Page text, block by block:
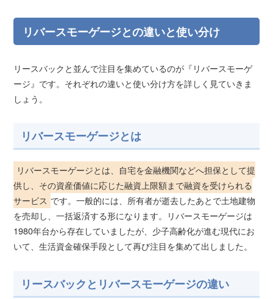
リバースモーゲージとの違いと使い分け
リースバックと並んで注目を集めているのが『リバースモーゲ
ージ』です。それぞれの違いと使い分け方を詳しく見ていきま
しょう。
リバースモーゲージとは
リバースモーゲージとは、自宅を金融機関などへ担保として提
供し、その資産価値に応じた融資上限額まで融資を受けられる
サービス です。一般的には、所有者が逝去したあとで土地建物
を売却し、一括返済する形になります。リバースモーゲージは
1980年台から存在していましたが、少子高齢化が進む現代にお
いて、生活資金確保手段として再び注目を集めて出しました。
リースバックとリバースモーゲージの違い